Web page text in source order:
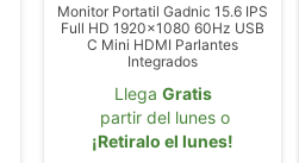
Monitor Portatil Gadnic 15.6 IPS
Full HD 1920x1080 60Hz USB
C Mini HDMI Parlantes
Integrados
Llega Gratis
partir del lunes o
¡Retiralo el lunes!